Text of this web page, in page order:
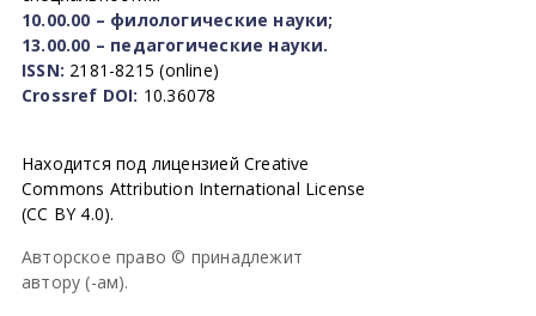
10.00.00 – филологические науки;
13.00.00 – педагогические науки.
ISSN: 2181-8215 (online)
Crossref DOI: 10.36078
Находится под лицензией Creative
Commons Attribution International License
(CC BY 4.0).
Авторское право © принадлежит
автору (-ам).